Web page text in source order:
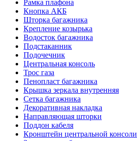
Рамка плафона
Кнопка АКБ
Шторка багажника
Крепление козырька
Водосток багажника
Подстаканник
Подочечник
Центральная консоль
Трос газа
Пенопласт багажника
Крышка зеркала внутренняя
Сетка багажника
Декоративная накладка
Направляющая шторки
Поддон кабеля
Кронштейн центральной консоли